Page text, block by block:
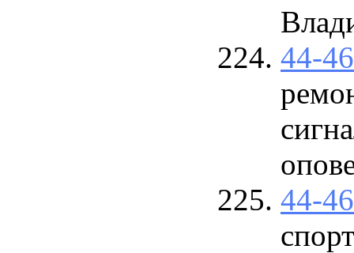
44-
44-